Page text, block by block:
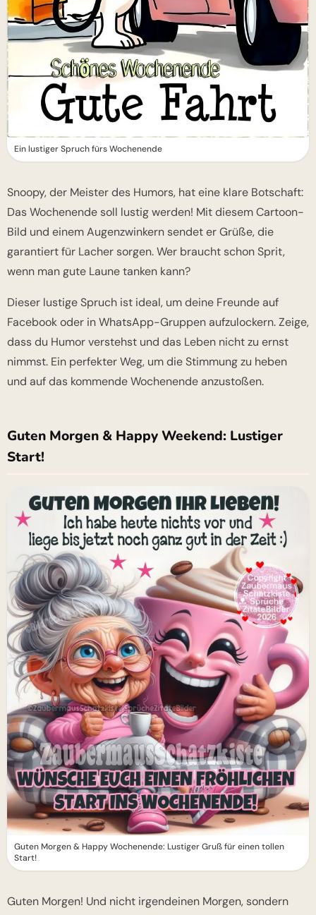
Ein lustiger Spruch fürs Wochenende
Snoopy, der Meister des Humors, hat eine klare Botschaft:
Das Wochenende soll lustig werden! Mit diesem Cartoon-
Bild und einem Augenzwinkern sendet er Grüße, die
garantiert für Lacher sorgen. Wer braucht schon Sprit,
wenn man gute Laune tanken kann?
Dieser lustige Spruch ist ideal, um deine Freunde auf
Facebook oder in WhatsApp-Gruppen aufzulockern. Zeige,
dass du Humor verstehst und das Leben nicht zu ernst
nimmst. Ein perfekter Weg, um die Stimmung zu heben
und auf das kommende Wochenende anzustoßen.
Guten Morgen & Happy Weekend: Lustiger
Start!
Guten Morgen & Happy Wochenende: Lustiger Gruß für einen tollen
Start!
Guten Morgen! Und nicht irgendeinen Morgen, sondern